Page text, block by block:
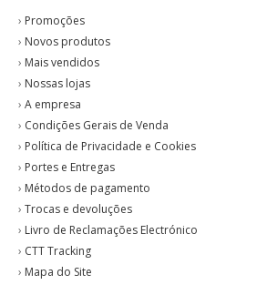
› Promoções
› Novos produtos
› Mais vendidos
› Nossas lojas
› A empresa
› Condições Gerais de Venda
› Política de Privacidade e Cookies
› Portes e Entregas
› Métodos de pagamento
› Trocas e devoluções
› Livro de Reclamações Electrónico
› CTT Tracking
› Mapa do Site